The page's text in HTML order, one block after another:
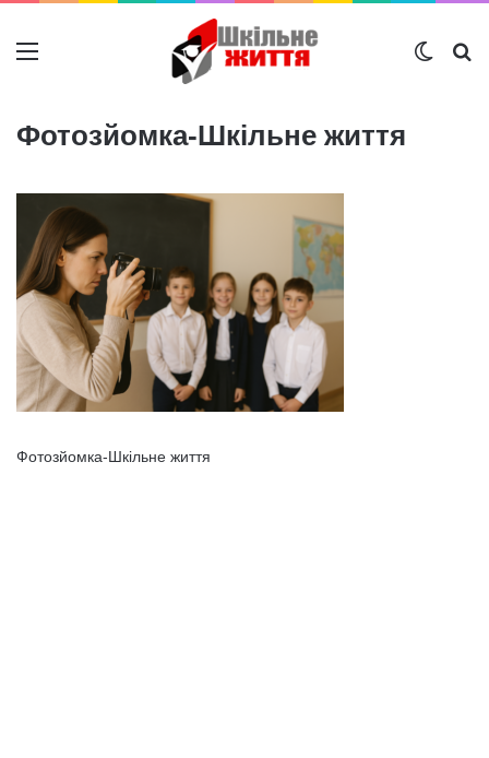
Меню
Фотозйомка-Шкільне життя
Фотозйомка-Шкільне життя